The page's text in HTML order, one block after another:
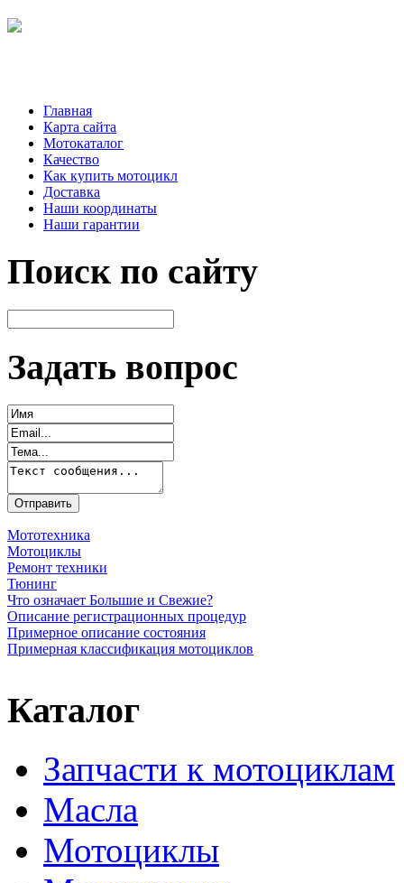
Главная
Карта сайта
Мотокаталог
Качество
Как купить мотоцикл
Доставка
Наши координаты
Наши гарантии
Поиск по сайту
Задать вопрос
Мототехника
Мотоциклы
Ремонт техники
Тюнинг
Что означает Большие и Свежие?
Описание регистрационных процедур
Примерное описание состояния
Примерная классификация мотоциклов
Каталог
Запчасти к мотоциклам
Масла
Мотоциклы